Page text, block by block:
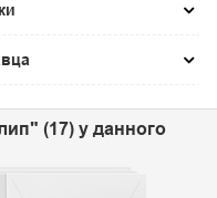
(17) у данного